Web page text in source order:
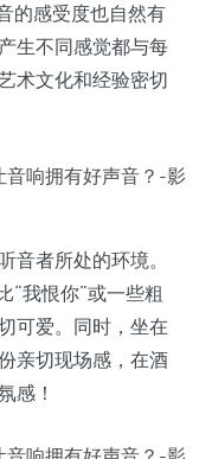
的感受度也自然有
生不同感觉都与每
术文化和经验密切
音者所处的环境。
“我恨你”或一些粗
可爱。同时，坐在
亲切现场感，在酒
感！